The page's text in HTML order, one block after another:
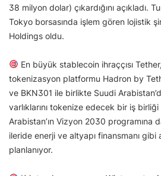
38 milyon dolar) çıkardığını açıkladı.
Tokyo borsasında işlem gören lojistik
Holdings oldu.
En büyük stablecoin ihraççısı
tokenizasyon platformu Hadron by
ve BKN301 ile birlikte Suudi
varlıklarını tokenize edecek bir iş
Arabistan’ın Vizyon 2030 programına
ileride enerji ve altyapı finansmanı
planlanıyor.